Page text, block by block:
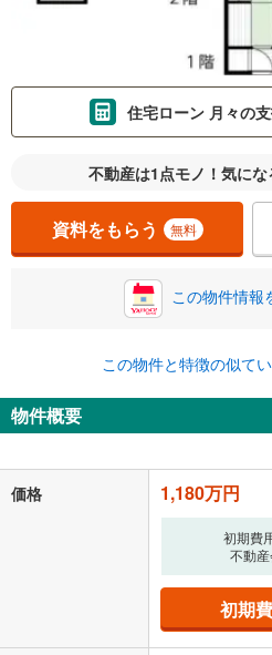
住宅ローン 月々の
金利
0.01%
一般的には最長35年まで借り入
閉じる
頭金
自己資金から住宅購入にかけら
い。一般的には物件価格の2割
閉じる
不動産は1点モノ！気にな
資料をもらう 無料
この物件情報
この物件と特徴の似て
物件概要
価格 1,180万円
初期費
不動
初期